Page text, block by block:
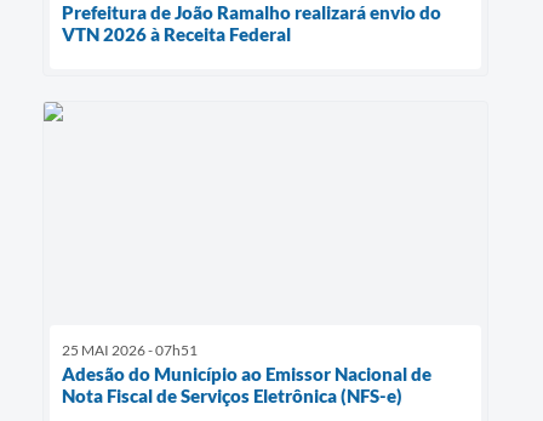
Prefeitura de João Ramalho realizará envio do
VTN 2026 à Receita Federal
25 MAI 2026 - 07h51
Adesão do Município ao Emissor Nacional de
Nota Fiscal de Serviços Eletrônica (NFS-e)